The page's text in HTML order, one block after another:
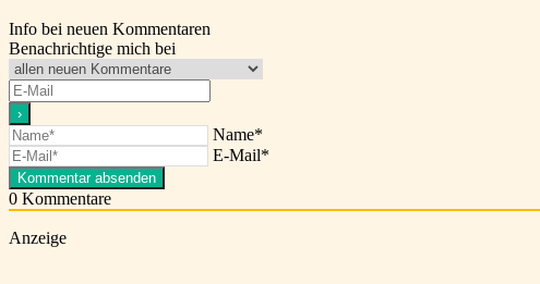
Info bei neuen Kommentaren
Benachrichtige mich bei
Name*
E-Mail*
0 Kommentare
Anzeige